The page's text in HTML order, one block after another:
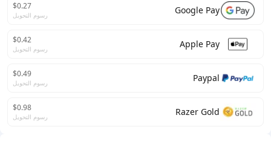
Google Pay
$0.27
رسوم التحويل
Apple Pay
$0.42
رسوم التحويل
Paypal
$0.49
رسوم التحويل
Razer Gold
$0.98
رسوم التحويل